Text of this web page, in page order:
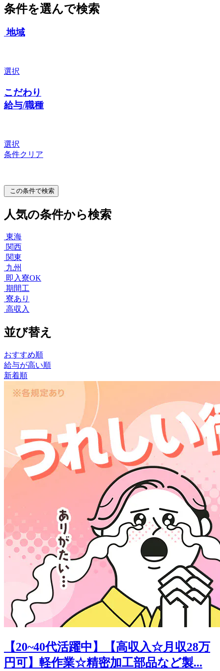
条件を選んで検索
地域
選択
こだわり
給与/職種
選択
条件クリア
この条件で検索
人気の条件から検索
東海
関西
関東
九州
即入寮OK
期間工
寮あり
高収入
並び替え
おすすめ順
給与が高い順
新着順
【20~40代活躍中】【高収入☆月収28万
円可】軽作業☆精密加工部品など製...